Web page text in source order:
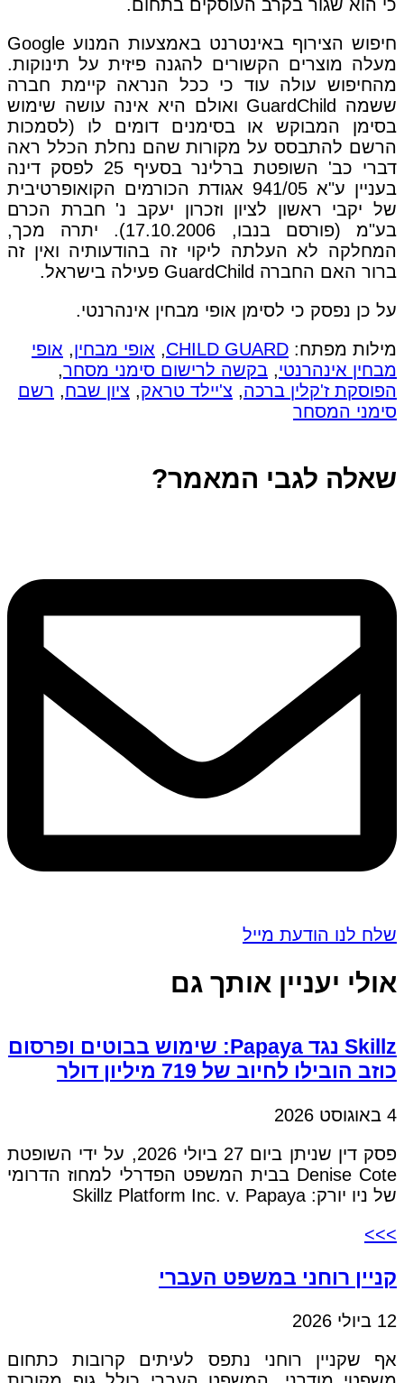
כי הוא שגור בקרב העוסקים בתחום.
חיפוש הצירוף באינטרנט באמצעות המנוע Google
מעלה מוצרים הקשורים להגנה פיזית על תינוקות.
מהחיפוש עולה עוד כי ככל הנראה קיימת חברה
ששמה GuardChild ואולם היא אינה עושה שימוש
בסימן המבוקש או בסימנים דומים לו (לסמכות
הרשם להתבסס על מקורות שהם נחלת הכלל ראה
דברי כב' השופטת ברלינר בסעיף 25 לפסק דינה
בעניין ע"א 941/05 אגודת הכורמים הקואופרטיבית
של יקבי ראשון לציון וזכרון יעקב נ' חברת הכרם
בע"מ (פורסם בנבו, 17.10.2006). יתרה מכך,
המחלקה לא העלתה ליקוי זה בהודעותיה ואין זה
ברור האם החברה GuardChild פעילה בישראל.
על כן נפסק כי לסימן אופי מבחין אינהרנטי.
מילות מפתח: CHILD GUARD
, אופי מבחין, אופי
מבחין אינהרנטי, בקשה לרישום סימני מסחר,
הפוסקת ז'קלין ברכה, צ'יילד טראק, ציון שבח, רשם
סימני המסחר
שאלה לגבי המאמר?
שלח לנו הודעת מייל
אולי יעניין אותך גם
Skillz נגד Papaya: שימוש בבוטים ופרסום
כוזב הובילו לחיוב של 719 מיליון דולר
4 באוגוסט 2026
פסק דין שניתן ביום 27 ביולי 2026, על ידי השופטת
Denise Cote בבית המשפט הפדרלי למחוז הדרומי
של ניו יורק: Skillz Platform Inc. v. Papaya
>>>
קניין רוחני במשפט העברי
12 ביולי 2026
אף שקניין רוחני נתפס לעיתים קרובות כתחום